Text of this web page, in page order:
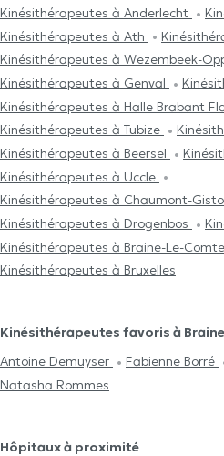
Kinésithérapeutes à Anderlecht
Kinésithérapeutes à Ath
Kinésithérapeutes à Wezembeek-
Kinésithérapeutes à Genval
Kinésithérapeutes à Halle Brabant
Kinésithérapeutes à Tubize
Kinésithérapeutes à Beersel
Kinésithérapeutes à Uccle
Kinésithérapeutes à Chaumont-
Kinésithérapeutes à Drogenbos
Kinésithérapeutes à Braine-Le-Comte
Kinésithérapeutes à Bruxelles
Kinésithérapeutes favoris à
Antoine Demuyser
Fabienne Borré
Natasha Rommes
Hôpitaux à proximité